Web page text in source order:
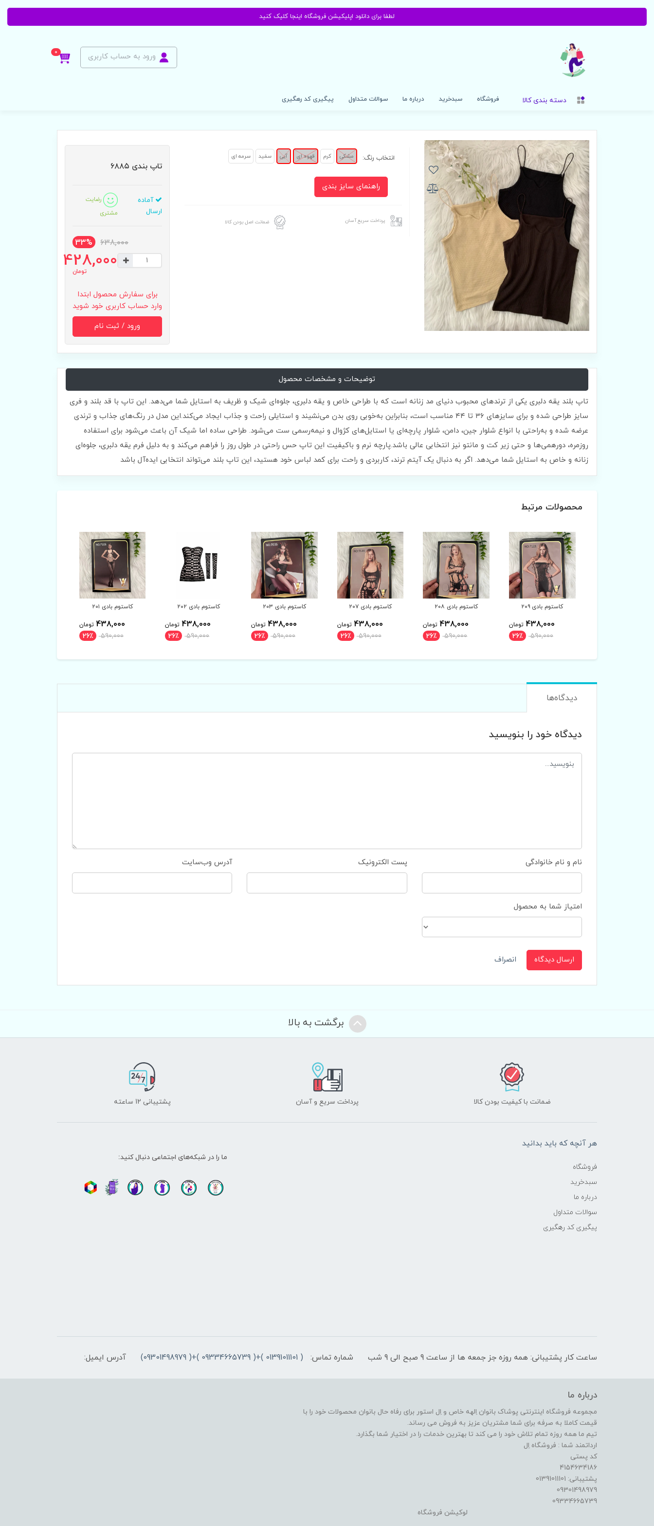
لطفا برای دانلود اپلیکیشن فروشگاه اینجا کلیک کنید
ورود به حساب کاربری 0
دسته بندی کالا فروشگاه سبدخرید درباره ما سوالات متداول پیگیری کد رهگیری
انتخاب رنگ: مشکی کرم قهوه ای آبی سفید سرمه ای
راهنمای سایز بندی
پرداخت سریع آسان ضمانت اصل بودن کالا
تاپ بندی ۶۸۸۵
آماده
ارسال
رضایت
مشتری
638,000
33%
428,000
تومان
برای سفارش محصول ابتدا
وارد حساب کاربری خود شوید
ورود / ثبت نام
توضیحات و مشخصات محصول
تاپ بلند یقه دلبری یکی از ترندهای محبوب دنیای مد زنانه است که با طراحی خاص و یقه دلبری، جلوه‌ای شیک و ظریف به استایل شما می‌دهد. این تاپ با قد بلند و فری
سایز طراحی شده و برای سایزهای ۳۶ تا ۴۴ مناسب است، بنابراین به‌خوبی روی بدن می‌نشیند و استایلی راحت و جذاب ایجاد می‌کند.این مدل در رنگ‌های جذاب و ترندی
عرضه شده و به‌راحتی با انواع شلوار جین، دامن، شلوار پارچه‌ای یا استایل‌های کژوال و نیمه‌رسمی ست می‌شود. طراحی ساده اما شیک آن باعث می‌شود برای استفاده
روزمره، دورهمی‌ها و حتی زیر کت و مانتو نیز انتخابی عالی باشد.پارچه نرم و باکیفیت این تاپ حس راحتی در طول روز را فراهم می‌کند و به دلیل فرم یقه دلبری، جلوه‌ای
زنانه و خاص به استایل شما می‌دهد. اگر به دنبال یک آیتم ترند، کاربردی و راحت برای کمد لباس خود هستید، این تاپ بلند می‌تواند انتخابی ایده‌آل باشد
محصولات مرتبط
کاستوم بادی ۲۰۸
438,000 تومان
590,000 26٪
کاستوم بادی ۲۰۷
438,000 تومان
590,000 26٪
کاستوم بادی ۲۰۳
438,000 تومان
590,000 26٪
کاستوم بادی ۲۰۲
438,000 تومان
590,000 26٪
کاستوم بادی ۲۰۱
438,000 تومان
590,000 26٪
فیشنت نگینی ۵۶۱۰۷
438,000 تومان
590,000 26٪
دیدگاه‌ها
دیدگاه خود را بنویسید
نام و نام خانوادگی پست الکترونیک آدرس وب‌سایت
امتیاز شما به محصول
ارسال دیدگاه انصراف
برگشت به بالا
ضمانت با کیفیت بودن کالا پرداخت سریع و آسان پشتیبانی 12 ساعته
هر آنچه که باید بدانید
فروشگاه
سبدخرید
درباره ما
سوالات متداول
پیگیری کد رهگیری
ما را در شبکه‌های اجتماعی دنبال کنید:
ساعت کار پشتیبانی: همه روزه جز جمعه ها از ساعت 9 صبح الی 9 شب شماره تماس: ( 01391011101 )+( 09334665739 )+( 09301498979) آدرس ایمیل:
درباره ما
مجموعه فروشگاه اینترنتی پوشاک بانوان اِلهه خاص و اِل استور برای رفاه حال بانوان محصولات خود را با
قیمت کاملا به صرفه برای شما مشتریان عزیز به فروش می رساند.
تیم ما همه روزه تمام تلاش خود را می کند تا بهترین خدمات را در اختیار شما بگذارد.
ارداتمند شما : فروشگاه اِل
کد پستی
4154634186
پشتیبانی: 01391011101
09301498979
09334665739
لوکیشن فروشگاه